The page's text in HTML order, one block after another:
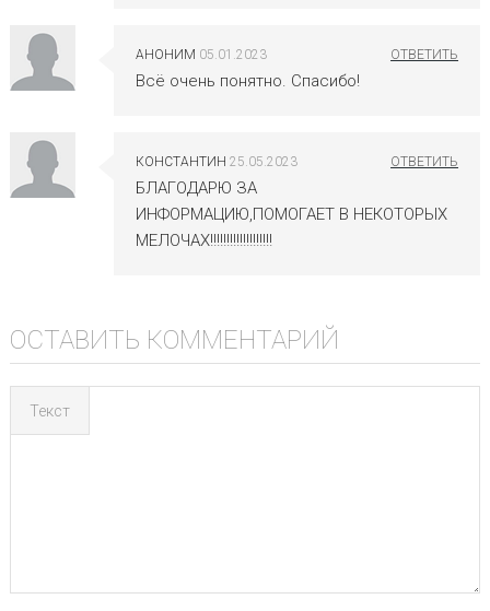
АНОНИМ 05.01.2023
Всё очень понятно. Спасибо!
КОНСТАНТИН 25.05.2023
БЛАГОДАРЮ ЗА
ИНФОРМАЦИЮ,ПОМОГАЕТ В НЕКОТОРЫХ
МЕЛОЧАХ!!!!!!!!!!!!!!!!!!!
ОСТАВИТЬ КОММЕНТАРИЙ
Текст